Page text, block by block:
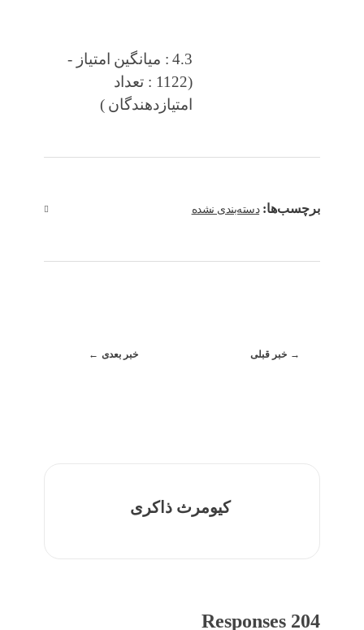
4.3 : میانگین امتیاز -
(1122 : تعداد
امتیازدهندگان )
برچسب‌ها:دسته‌بندی نشده
خبر قبلی خبر بعدی
کیومرث ذاکری
204 Responses